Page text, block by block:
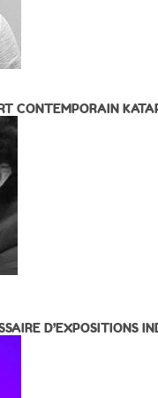
CONTEMPORAIN
D’EXPOSITIONS